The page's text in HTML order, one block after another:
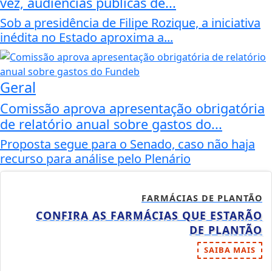
Sob a presidência de Filipe Rozique, a iniciativa
inédita no Estado aproxima a...
Geral
Comissão aprova apresentação obrigatória
de relatório anual sobre gastos do...
Proposta segue para o Senado, caso não haja
recurso para análise pelo Plenário
FARMÁCIAS DE PLANTÃO
CONFIRA AS FARMÁCIAS QUE ESTARÃO
DE PLANTÃO
SAIBA MAIS